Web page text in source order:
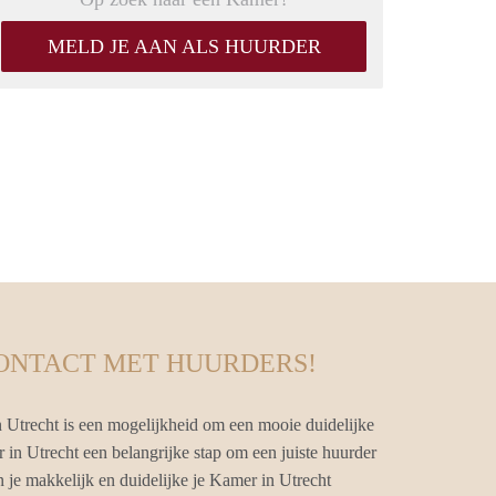
MELD JE AAN ALS HUURDER
MET HUURDERS!
is een mogelijkheid om een mooie duidelijke
in Utrecht een belangrijke stap om een juiste huurder
je makkelijk en duidelijke je Kamer in Utrecht